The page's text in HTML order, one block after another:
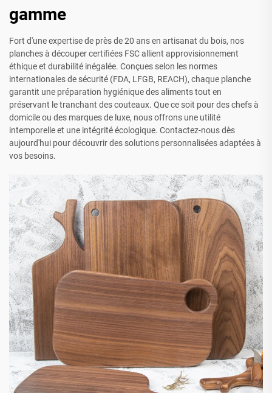
gamme
Fort d'une expertise de près de 20 ans en artisanat du bois, nos
planches à découper certifiées FSC allient approvisionnement
éthique et durabilité inégalée. Conçues selon les normes
internationales de sécurité (FDA, LFGB, REACH), chaque planche
garantit une préparation hygiénique des aliments tout en
préservant le tranchant des couteaux. Que ce soit pour des chefs à
domicile ou des marques de luxe, nous offrons une utilité
intemporelle et une intégrité écologique. Contactez-nous dès
aujourd'hui pour découvrir des solutions personnalisées adaptées à
vos besoins.